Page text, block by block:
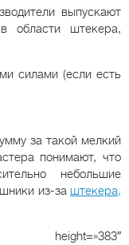
выпускают
области штекера,
силами (если есть
за такой мелкий
понимают, что
небольшие
из-за штекера,